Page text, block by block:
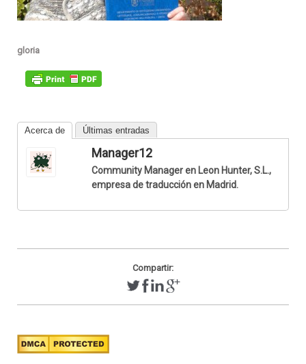
gloria
Acerca de Últimas entradas
Manager12
Community Manager en Leon Hunter, S.L.,
empresa de traducción en Madrid.
Compartir: